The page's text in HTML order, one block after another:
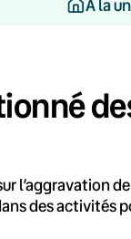
À la
l’aggravation
des activités